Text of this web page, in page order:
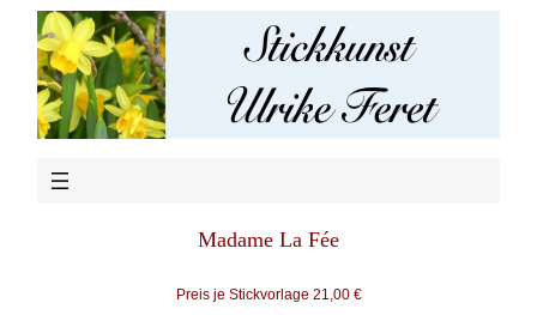
Madame La Fée
Preis je Stickvorlage 21,00 €